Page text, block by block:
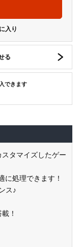
る
できます
タマイズしたゲー
に処理できます！
ス♪
！